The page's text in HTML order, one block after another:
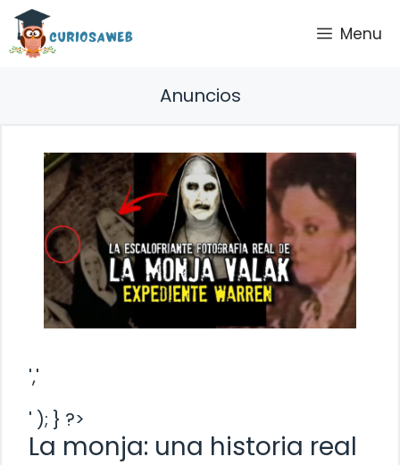
Saltar
contenido
Menu
Anuncios
','
' ); } ?>
La monja: una historia real